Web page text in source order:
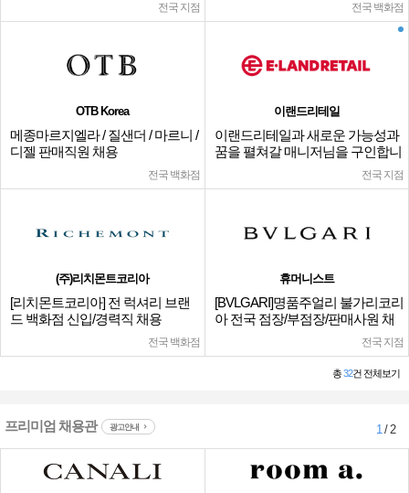
전국 지점 전국 백화점
OTB Korea
메종마르지엘라 / 질샌더 / 마르니 /
디젤 판매직원 채용
전국 백화점
이랜드리테일
이랜드리테일과 새로운 가능성과
꿈을 펼쳐갈 매니저님을 구인합니
전국 지점
(주)리치몬트코리아
[리치몬트코리아] 전 럭셔리 브랜
드 백화점 신입/경력직 채용
전국 백화점
휴머니스트
[BVLGARI]명품주얼리 불가리코리
아 전국 점장/부점장/판매사원 채
전국 지점
총32건 전체보기
프리미엄 채용관 광고안내 1/ 2